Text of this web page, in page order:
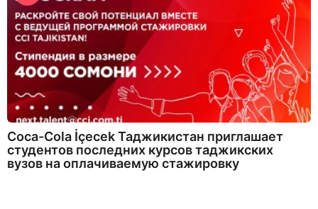
Coca-Cola İçecek Таджикистан приглашает
студентов последних курсов таджикских
вузов на оплачиваемую стажировку